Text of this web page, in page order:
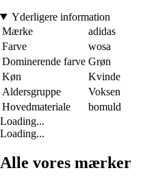
Yderligere information
Mærke
adidas
Farve
wosa
Dominerende farve Grøn
Køn
Kvinde
Aldersgruppe
Voksen
Hovedmateriale
bomuld
Loading...
Loading...
Alle vores mærker